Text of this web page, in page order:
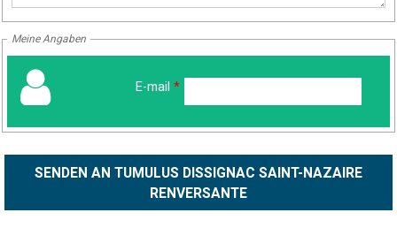
Meine Angaben
E-mail *